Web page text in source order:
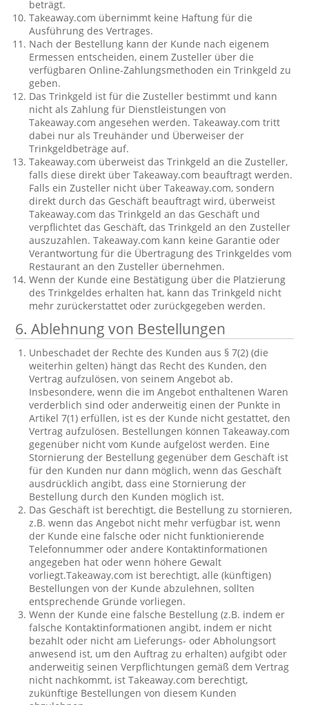
beträgt.
Takeaway.com übernimmt keine Haftung für die
Ausführung des Vertrages.
Nach der Bestellung kann der Kunde nach eigenem
Ermessen entscheiden, einem Zusteller über die
verfügbaren Online-Zahlungsmethoden ein Trinkgeld zu
geben.
Das Trinkgeld ist für die Zusteller bestimmt und kann
nicht als Zahlung für Dienstleistungen von
Takeaway.com angesehen werden. Takeaway.com tritt
dabei nur als Treuhänder und Überweiser der
Trinkgeldbeträge auf.
Takeaway.com überweist das Trinkgeld an die Zusteller,
falls diese direkt über Takeaway.com beauftragt werden.
Falls ein Zusteller nicht über Takeaway.com, sondern
direkt durch das Geschäft beauftragt wird, überweist
Takeaway.com das Trinkgeld an das Geschäft und
verpflichtet das Geschäft, das Trinkgeld an den Zusteller
auszuzahlen. Takeaway.com kann keine Garantie oder
Verantwortung für die Übertragung des Trinkgeldes vom
Restaurant an den Zusteller übernehmen.
Wenn der Kunde eine Bestätigung über die Platzierung
des Trinkgeldes erhalten hat, kann das Trinkgeld nicht
mehr zurückerstattet oder zurückgegeben werden.
6. Ablehnung von Bestellungen
Unbeschadet der Rechte des Kunden aus § 7(2) (die
weiterhin gelten) hängt das Recht des Kunden, den
Vertrag aufzulösen, von seinem Angebot ab.
Insbesondere, wenn die im Angebot enthaltenen Waren
verderblich sind oder anderweitig einen der Punkte in
Artikel 7(1) erfüllen, ist es der Kunde nicht gestattet, den
Vertrag aufzulösen. Bestellungen können Takeaway.com
gegenüber nicht vom Kunde aufgelöst werden. Eine
Stornierung der Bestellung gegenüber dem Geschäft ist
für den Kunden nur dann möglich, wenn das Geschäft
ausdrücklich angibt, dass eine Stornierung der
Bestellung durch den Kunden möglich ist.
Das Geschäft ist berechtigt, die Bestellung zu stornieren,
z.B. wenn das Angebot nicht mehr verfügbar ist, wenn
der Kunde eine falsche oder nicht funktionierende
Telefonnummer oder andere Kontaktinformationen
angegeben hat oder wenn höhere Gewalt
vorliegt.Takeaway.com ist berechtigt, alle (künftigen)
Bestellungen von der Kunde abzulehnen, sollten
entsprechende Gründe vorliegen.
Wenn der Kunde eine falsche Bestellung (z.B. indem er
falsche Kontaktinformationen angibt, indem er nicht
bezahlt oder nicht am Lieferungs- oder Abholungsort
anwesend ist, um den Auftrag zu erhalten) aufgibt oder
anderweitig seinen Verpflichtungen gemäß dem Vertrag
nicht nachkommt, ist Takeaway.com berechtigt,
zukünftige Bestellungen von diesem Kunden